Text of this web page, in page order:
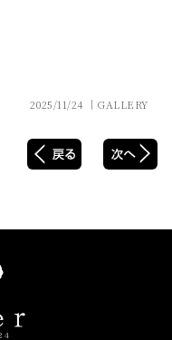
2025/11/24 │GALLERY